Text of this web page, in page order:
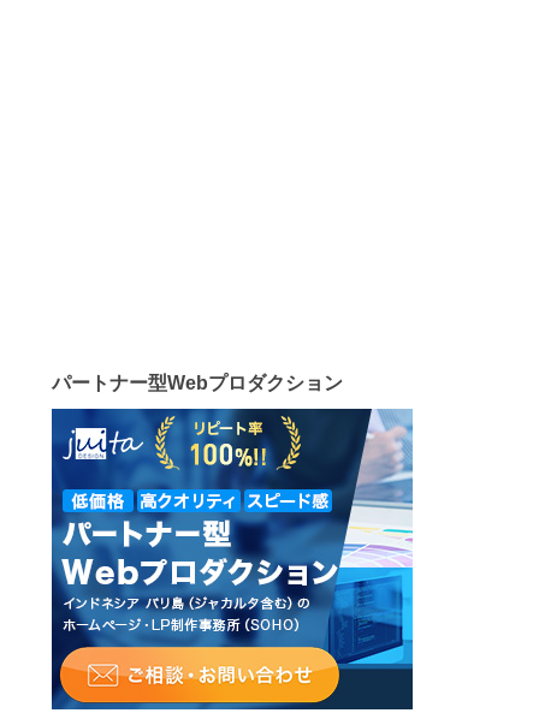
パートナー型Webプロダクション